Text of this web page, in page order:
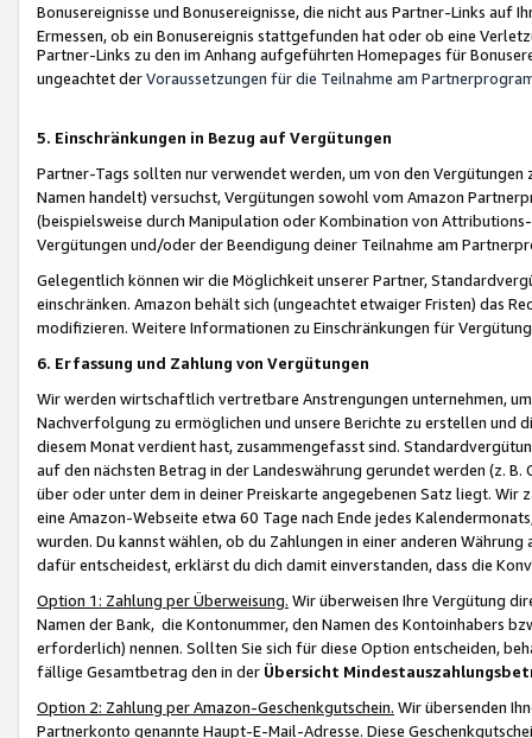
Bonusereignisse und Bonusereignisse, die nicht aus Partner-Links auf
Ermessen, ob ein Bonusereignis stattgefunden hat oder ob eine
Partner-Links zu den im Anhang aufgeführten Homepages für
ungeachtet derVoraussetzungen für die Teilnahme am
5. Einschränkungen in Bezug auf Vergütungen
Partner-Tags sollten nur verwendet werden, um von den
Namen handelt) versuchst, Vergütungen sowohl vom Amazon
(beispielsweise durch Manipulation oder Kombination von
Vergütungen und/oder der Beendigung deiner Teilnahme am
Gelegentlich können wir die Möglichkeit unserer Partner,
einschränken. Amazon behält sich (ungeachtet etwaiger Fristen) das
modifizieren. Weitere Informationen zu Einschränkungen für
6. Erfassung und Zahlung von Vergütungen
Wir werden wirtschaftlich vertretbare Anstrengungen unternehmen,
Nachverfolgung zu ermöglichen und unsere Berichte zu erstellen und
diesem Monat verdient hast, zusammengefasst sind.
auf den nächsten Betrag in der Landeswährung gerundet werden (z.
über oder unter dem in deiner Preiskarte angegebenen Satz liegt.
eine Amazon-Webseite etwa 60 Tage nach Ende jedes
wurden. Du kannst wählen, ob du Zahlungen in einer anderen
dafür entscheidest, erklärst du dich damit einverstanden, dass die
Option 1: Zahlung per Überweisung. Wir überweisen Ihre Vergütung
Namen der Bank, die Kontonummer, den Namen des Kontoinhabers
erforderlich) nennen. Sollten Sie sich für diese Option entscheiden,
fällige Gesamtbetrag den in der Übersicht
Option 2: Zahlung per Amazon-Geschenkgutschein. Wir übersenden
Partnerkonto genannte Haupt-E-Mail-Adresse. Diese